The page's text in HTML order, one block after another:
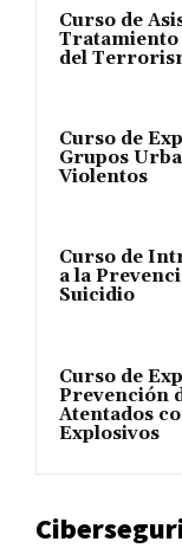
Curso de
Tratamiento
del
Curso de
Grupos
Violentos
Curso de
a la
Suicidio
Curso de
Prevención
Atentados
Explosivos